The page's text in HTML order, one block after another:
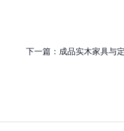
下一篇： 成品实木家具与